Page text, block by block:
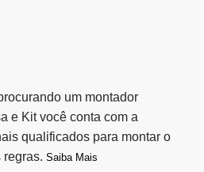
um montador
e Kit você conta com a
qualificados para montar o
regras. Saiba Mais